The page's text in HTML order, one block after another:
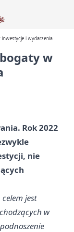
inwestycje i wydarzenia
bogaty w
Rok 2022
nie
jest
w